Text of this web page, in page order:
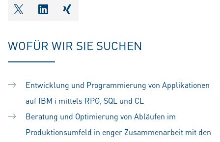
shareOntwitter
shareOnlinkedIn
shareOnxing
WOFÜR WIR SIE SUCHEN
Entwicklung und Programmierung von Applikationen
auf IBM i mittels RPG, SQL und CL
Beratung und Optimierung von Abläufen im
Produktionsumfeld in enger Zusammenarbeit mit den